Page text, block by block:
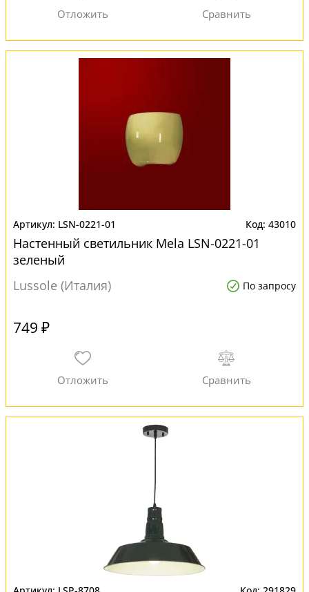
LSN-0221-01 43010
Настенный светильник Mela LSN-0221-01
зеленый
Lussole (Италия)
По запросу
749 ₽